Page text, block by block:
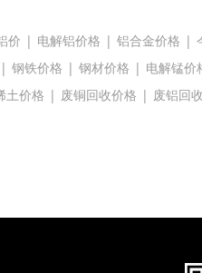
价 | 电解铝价格 | 铝合金价格 |
| 钢铁价格 | 钢材价格 | 电解锰价
土价格 | 废铜回收价格 | 废铝回